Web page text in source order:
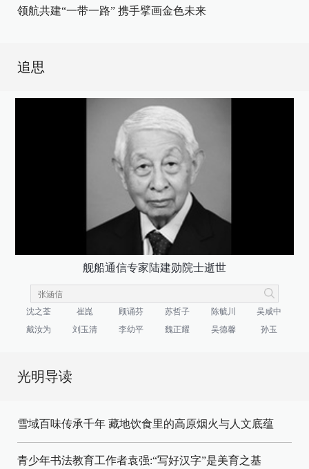
领航共建“一带一路” 携手擘画金色未来
追思
舰船通信专家陆建勋院士逝世
沈之荃 崔崑 顾诵芬 苏哲子 陈毓川
吴咸中
戴汝为
刘玉清 李幼平 魏正耀 吴德馨 孙玉
光明导读
雪域百味传承千年 藏地饮食里的高原烟火与人文底蕴
青少年书法教育工作者袁强:“写好汉字”是美育之基